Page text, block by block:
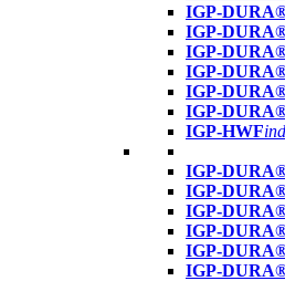
IGP-
IGP-
IGP-
IGP-
IGP-
IGP-
IGP-HWF
IGP-
IGP-
IGP-
IGP-
IGP-
IGP-